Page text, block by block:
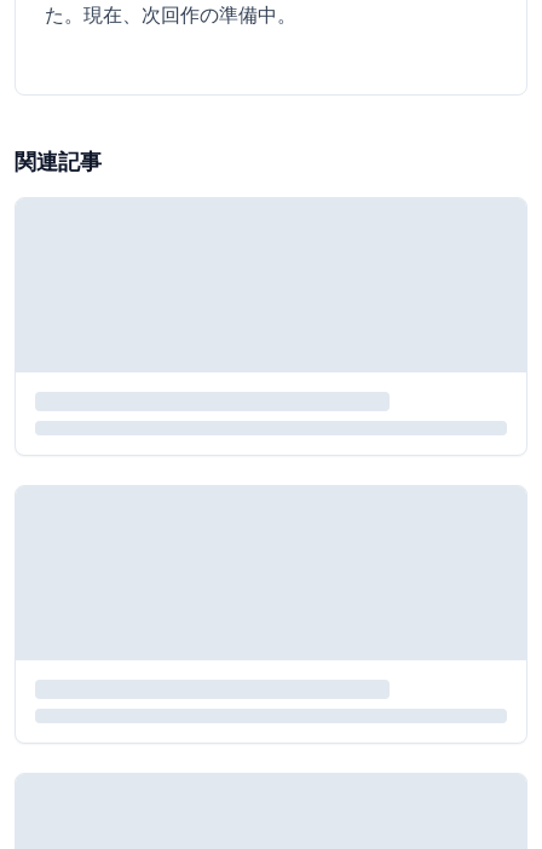
た。現在、次回作の準備中。
関連記事